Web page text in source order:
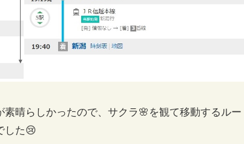
晴らしかったので、サクラ🌸を観て移動するル
した😢